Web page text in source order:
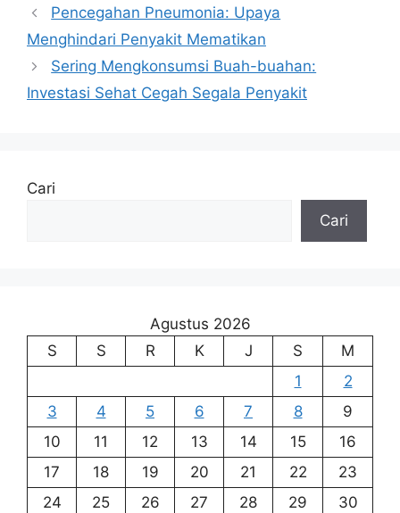
Pencegahan Pneumonia: Upaya
Menghindari Penyakit Mematikan
Sering Mengkonsumsi Buah-buahan:
Investasi Sehat Cegah Segala Penyakit
Cari
Cari
Agustus 2026
S
S R K J S
M
1
2
3
4 5 6 7 8
9
10
11 12 13 14 15
16
17
18 19 20 21 22
23
24
25 26 27 28 29
30